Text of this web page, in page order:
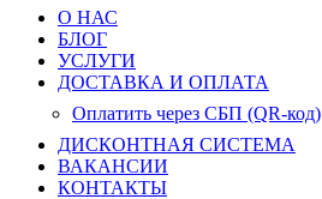
О НАС
БЛОГ
УСЛУГИ
ДОСТАВКА И ОПЛАТА
Оплатить через СБП (QR-код)
ДИСКОНТНАЯ СИСТЕМА
ВАКАНСИИ
КОНТАКТЫ